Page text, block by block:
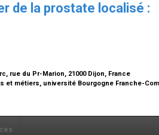
de la prostate localisé :
rue du Pr-Marion, 21000 Dijon, France
et métiers, université Bourgogne Franche-